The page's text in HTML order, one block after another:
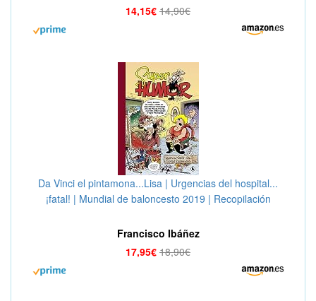
14,15€ 14,90€
Da Vinci el pintamona...Lisa | Urgencias del hospital...
¡fatal! | Mundial de baloncesto 2019 | Recopilación
Francisco Ibáñez
17,95€ 18,90€